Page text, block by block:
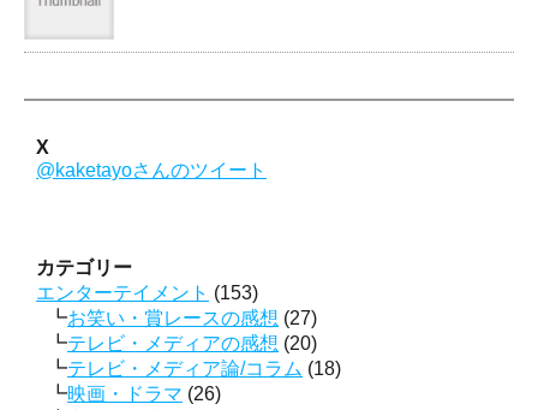
X
@kaketayoさんのツイート
カテゴリー
エンターテイメント (153)
お笑い・賞レースの感想 (27)
テレビ・メディアの感想 (20)
テレビ・メディア論/コラム (18)
映画・ドラマ (26)